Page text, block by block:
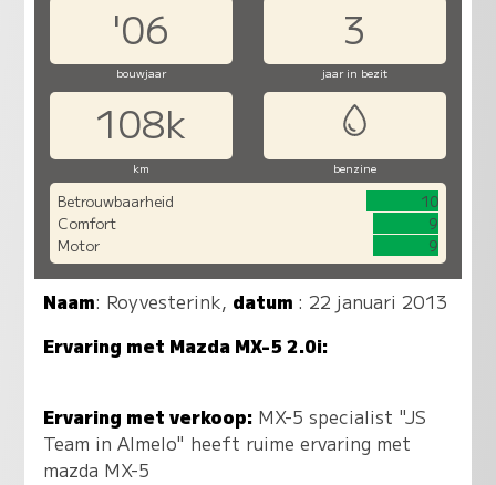
'06 3
bouwjaar jaar in bezit
108k
km benzine
Betrouwbaarheid
10
Comfort
9
Motor
9
Naam: Royvesterink, datum : 22 januari 2013
Ervaring met Mazda MX-5 2.0i:
Ervaring met verkoop: MX-5 specialist "JS
Team in Almelo" heeft ruime ervaring met
mazda MX-5